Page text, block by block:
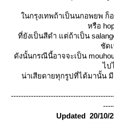
นกรุงเทพถ้าเป็นนกอพยพ ก็
หรือ
ที่ยังเป็นสีดำ แต่ถ้าเป็น
ชัด
ดังนั้นกรณีนี้อาจจะเป็น
ไป
น่าเสียดายทุกรูปที่ได้มานั้น
Updated 20/10/